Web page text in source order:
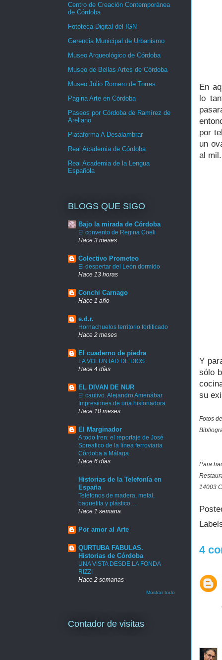
En
lo
por
un
al
Y
sólo
su
Fotos
Para
14003
4
Centro de Creación Contemporánea
de Córdoba
Fototeca Digital del IGN
Gerencia Municipal de Urbanismo
Museo Arqueológico de Córdoba
Museo de Bellas Artes de Córdoba
Museo Julio Romero de Torres
Página Arte en Córdoba
Paseos por Córdoba de Ramírez de
Arellano
Plataforma A Desalambrar
Real Academia de Córdoba
Real Academia de la Lengua
Española
BLOGS QUE SIGO
Bajo la mirada de Córdoba
El convento de Regina Coeli
Hace 3 meses
Colectivo Prometeo
El despertar del León dormido
Hace 13 horas
Conchi Carnago
Hace 1 año
e.d.r.
Hornachuelos territorio fortificado
Hace 2 meses
El cuaderno de piedra
LA VOLUNTAD DE DIOS
Hace 4 días
EL DIVAN DE NUR
El cautivo. Alejandro Amenábar.
Impresiones de una historiadora
Hace 10 meses
El Marginador
A todo tren: el reportaje de José
Spreafico de la línea ferroviaria
Córdoba a Málaga
Hace 6 días
Historias de la Telefonía en
España
Teléfonos de madera, metal,
baquelita y plástico…
Hace 1 semana
Por amor al Arte
QURTUBA FABULAS.
Historias de Córdoba
UNA VISTA DESDE LA FONDA
RIZZI
Hace 2 semanas
Mostrar todo
Contador de visitas